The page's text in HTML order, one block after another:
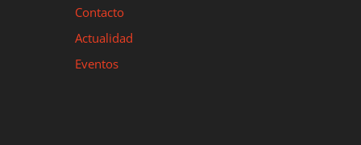
Contacto
Actualidad
Eventos